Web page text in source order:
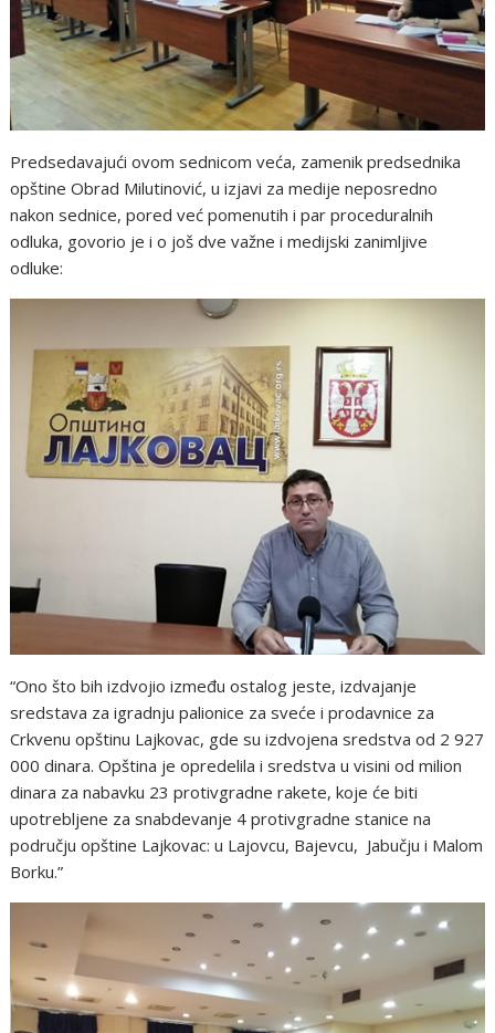
Predsedavajući ovom sednicom veća, zamenik predsednika
opštine Obrad Milutinović, u izjavi za medije neposredno
nakon sednice, pored već pomenutih i par proceduralnih
odluka, govorio je i o još dve važne i medijski zanimljive
odluke:
“Ono što bih izdvojio između ostalog jeste, izdvajanje
sredstava za igradnju palionice za sveće i prodavnice za
Crkvenu opštinu Lajkovac, gde su izdvojena sredstva od 2 927
000 dinara. Opština je opredelila i sredstva u visini od milion
dinara za nabavku 23 protivgradne rakete, koje će biti
upotrebljene za snabdevanje 4 protivgradne stanice na
području opštine Lajkovac: u Lajovcu, Bajevcu, Jabučju i Malom
Borku.”